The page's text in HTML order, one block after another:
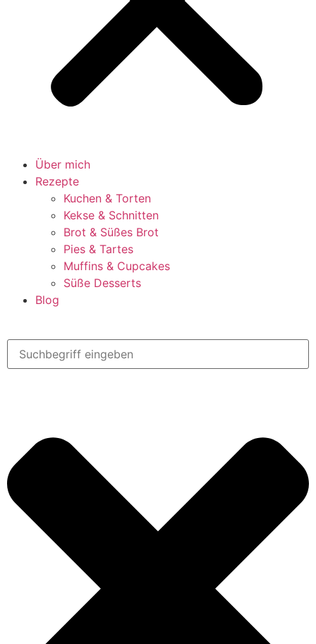
Über mich
Rezepte
Kuchen & Torten
Kekse & Schnitten
Brot & Süßes Brot
Pies & Tartes
Muffins & Cupcakes
Süße Desserts
Blog